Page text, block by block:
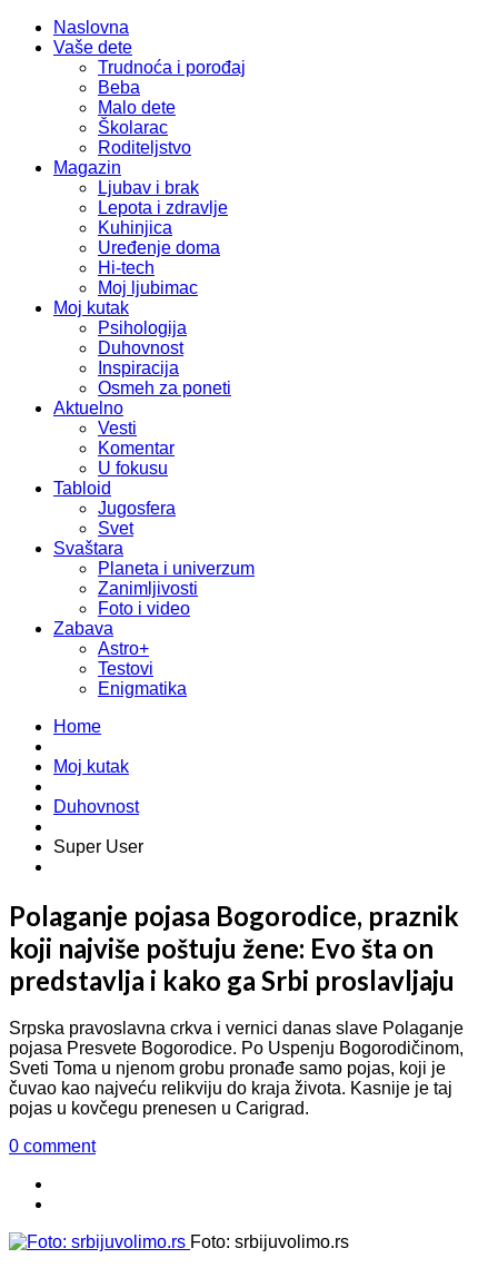
Naslovna
Vaše dete
Trudnoća i porođaj
Beba
Malo dete
Školarac
Roditeljstvo
Magazin
Ljubav i brak
Lepota i zdravlje
Kuhinjica
Uređenje doma
Hi-tech
Moj ljubimac
Moj kutak
Psihologija
Duhovnost
Inspiracija
Osmeh za poneti
Aktuelno
Vesti
Komentar
U fokusu
Tabloid
Jugosfera
Svet
Svaštara
Planeta i univerzum
Zanimljivosti
Foto i video
Zabava
Astro+
Testovi
Enigmatika
Home
Moj kutak
Duhovnost
Super User
Polaganje pojasa Bogorodice, praznik
koji najviše poštuju žene: Evo šta on
predstavlja i kako ga Srbi proslavljaju
Srpska pravoslavna crkva i vernici danas slave Polaganje
pojasa Presvete Bogorodice. Po Uspenju Bogorodičinom,
Sveti Toma u njenom grobu pronađe samo pojas, koji je
čuvao kao najveću relikviju do kraja života. Kasnije je taj
pojas u kovčegu prenesen u Carigrad.
0 comment
Foto: srbijuvolimo.rs